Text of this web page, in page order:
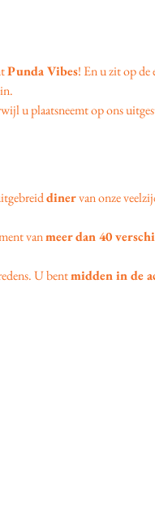
Punda Vibes! En u zit op de
u plaatsneemt op ons
diner van onze
van meer dan 40
U bent midden in de